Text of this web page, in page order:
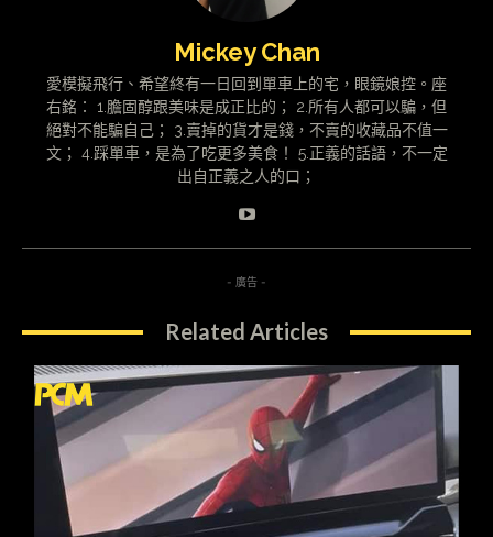
Mickey Chan
愛模擬飛行、希望終有一日回到單車上的宅，眼鏡娘控。座
右銘： 1.膽固醇跟美味是成正比的； 2.所有人都可以騙，但
絕對不能騙自己； 3.賣掉的貨才是錢，不賣的收藏品不值一
文； 4.踩單車，是為了吃更多美食！ 5.正義的話語，不一定
出自正義之人的口；
- 廣告 -
Related Articles